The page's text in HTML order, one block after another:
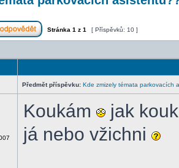
Stránka 1 z 1 [ Příspěvků: 10 ]
Předmět příspěvku: Kde zmizely témata parkovacích
Koukám
jak
já nebo vžichni